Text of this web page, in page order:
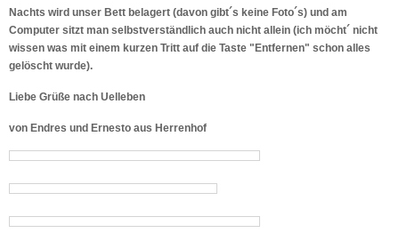
Nachts wird unser Bett belagert (davon gibt´s keine Foto´s) und am
Computer sitzt man selbstverständlich auch nicht allein (ich möcht´ nicht
wissen was mit einem kurzen Tritt auf die Taste "Entfernen" schon alles
gelöscht wurde).
Liebe Grüße nach Uelleben
von Endres und Ernesto aus Herrenhof